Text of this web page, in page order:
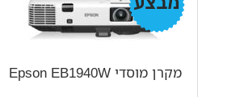
מקרן מוסדי Epson EB1940W